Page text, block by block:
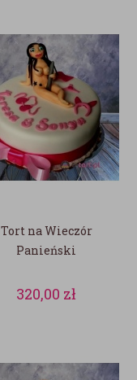
Tort na Wieczór
Panieński
320,00 zł